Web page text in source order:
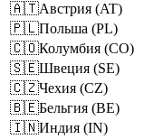
🇦🇹Австрия (AT)
🇵🇱Польша (PL)
🇨🇴Колумбия (CO)
🇸🇪Швеция (SE)
🇨🇿Чехия (CZ)
🇧🇪Бельгия (BE)
🇮🇳Индия (IN)